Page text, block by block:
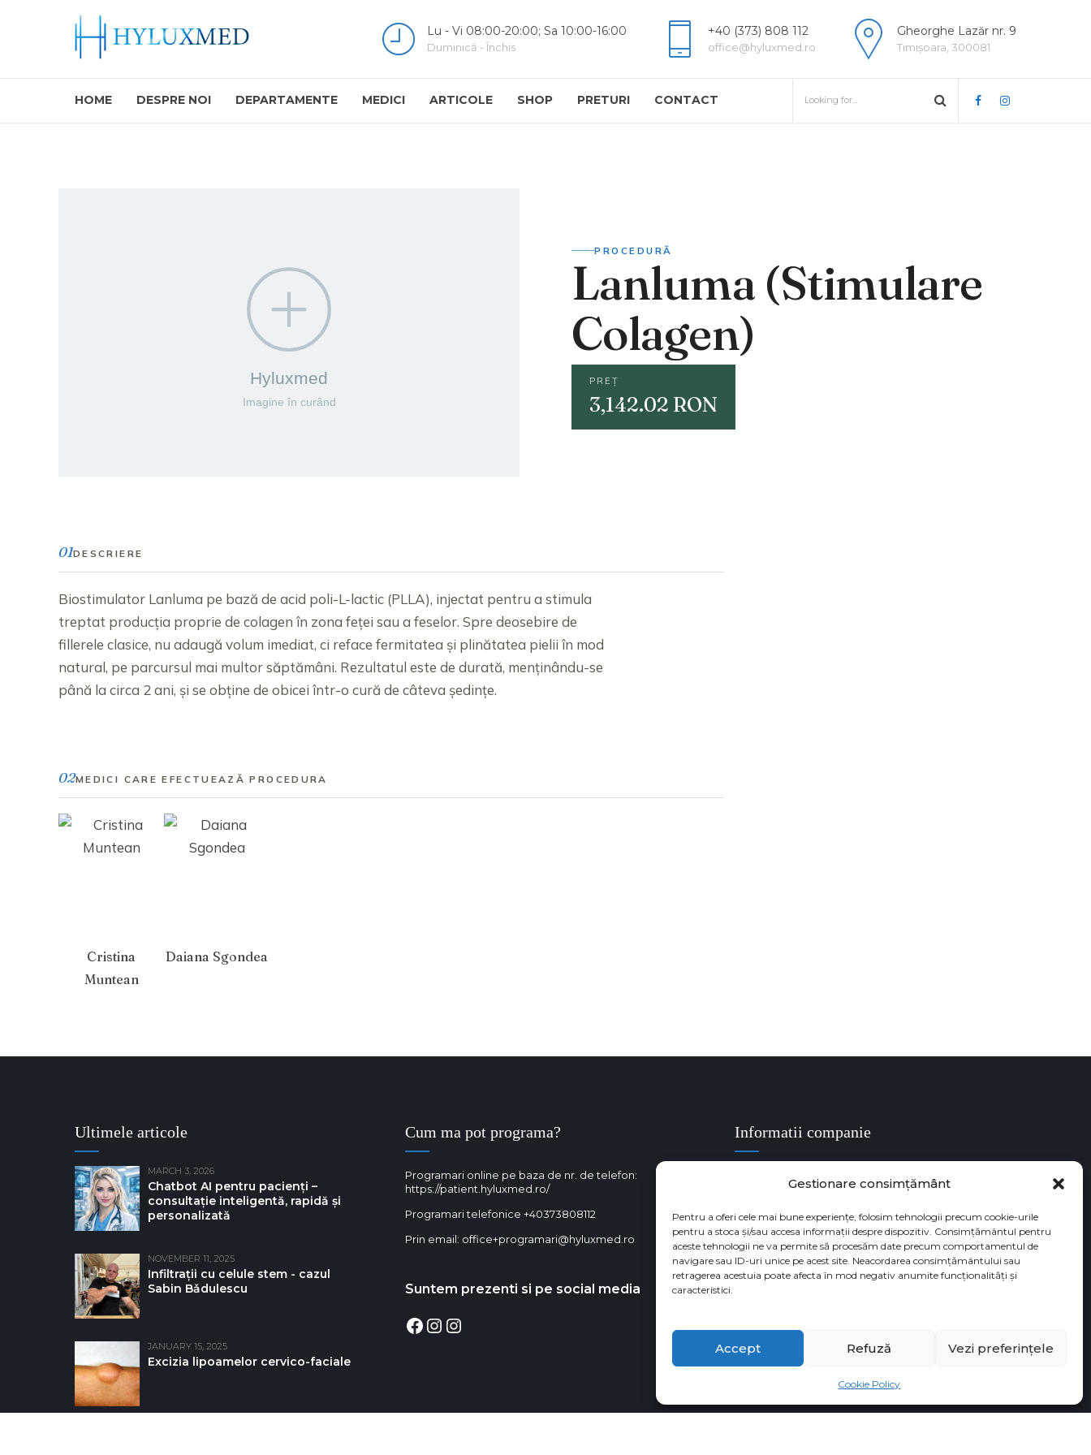
Gestionare consimțământ
Pentru a oferi cele mai bune experiențe, folosim tehnologii precum cookie-urile
pentru a stoca și/sau accesa informații despre dispozitiv. Consimțământul pentru
aceste tehnologii ne va permite să procesăm date precum comportamentul de
navigare sau ID-uri unice pe acest site. Neacordarea consimțământului sau
retragerea acestuia poate afecta în mod negativ anumite funcționalități și
caracteristici.
Accept Refuză Vezi preferințele
Cookie Policy
Lu - Vi 08:00-20:00; Sa 10:00-16:00
Duminică - Închis
+40 (373) 808 112
office@hyluxmed.ro
Gheorghe Lazăr nr. 9
Timișoara, 300081
HOME DESPRE NOI DEPARTAMENTE MEDICI ARTICOLE SHOP PRETURI CONTACT
PROCEDURĂ
Lanluma (Stimulare
Colagen)
PREȚ
3,142.02 RON
01DESCRIERE
Biostimulator Lanluma pe bază de acid poli-L-lactic (PLLA), injectat pentru a stimula
treptat producția proprie de colagen în zona feței sau a feselor. Spre deosebire de
fillerele clasice, nu adaugă volum imediat, ci reface fermitatea și plinătatea pielii în mod
natural, pe parcursul mai multor săptămâni. Rezultatul este de durată, menținându-se
până la circa 2 ani, și se obține de obicei într-o cură de câteva ședințe.
02MEDICI CARE EFECTUEAZĂ PROCEDURA
Cristina
Muntean
Daiana Sgondea
Ultimele articole
MARCH 3, 2026
Chatbot AI pentru pacienți –
consultație inteligentă, rapidă și
personalizată
NOVEMBER 11, 2025
Infiltrații cu celule stem - cazul
Sabin Bǎdulescu
JANUARY 15, 2025
Excizia lipoamelor cervico-faciale
Cum ma pot programa?
Programari online pe baza de nr. de telefon:
https://patient.hyluxmed.ro/
Programari telefonice +40373808112
Prin email: office+programari@hyluxmed.ro
Suntem prezenti si pe social media
Facebook
Instagram
Instagram
Informatii companie
Numar Registrul Comertului: J35/3650/05.09.2017